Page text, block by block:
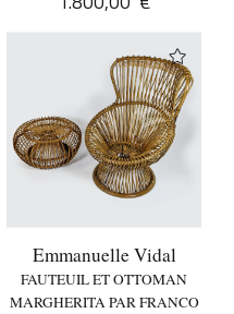
Emmanuelle Vidal
FAUTEUIL ET OTTOMAN
MARGHERITA PAR FRANCO